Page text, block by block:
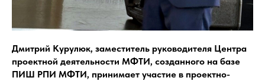
Дмитрий Курулюк, заместитель руководителя Центра
проектной деятельности МФТИ, созданного на базе
ПИШ РПИ МФТИ, принимает участие в проектно-